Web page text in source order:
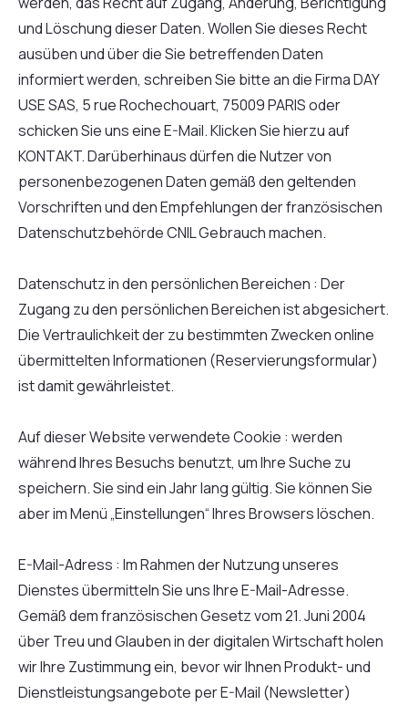
und Löschung dieser Daten. Wollen Sie dieses Recht
ausüben und über die Sie betreffenden Daten
informiert werden, schreiben Sie bitte an die Firma DAY
USE SAS, 5 rue Rochechouart, 75009 PARIS oder
schicken Sie uns eine E-Mail. Klicken Sie hierzu auf
KONTAKT. Darüberhinaus dürfen die Nutzer von
personenbezogenen Daten gemäß den geltenden
Vorschriften und den Empfehlungen der französischen
Datenschutzbehörde CNIL Gebrauch machen.
Datenschutz in den persönlichen Bereichen : Der
Zugang zu den persönlichen Bereichen ist abgesichert.
Die Vertraulichkeit der zu bestimmten Zwecken online
übermittelten Informationen (Reservierungsformular)
ist damit gewährleistet.
Auf dieser Website verwendete Cookie : werden
während Ihres Besuchs benutzt, um Ihre Suche zu
speichern. Sie sind ein Jahr lang gültig. Sie können Sie
aber im Menü „Einstellungen“ Ihres Browsers löschen.
E-Mail-Adress : Im Rahmen der Nutzung unseres
Dienstes übermitteln Sie uns Ihre E-Mail-Adresse.
Gemäß dem französischen Gesetz vom 21. Juni 2004
über Treu und Glauben in der digitalen Wirtschaft holen
wir Ihre Zustimmung ein, bevor wir Ihnen Produkt- und
Dienstleistungsangebote per E-Mail (Newsletter)